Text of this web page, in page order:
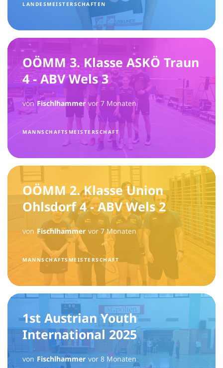
LANDESMEISTERSCHAFTEN
OÖMM 3. Klasse ASKÖ Traun
4 - ABV Wels 3
von Fischlhammer vor 7 Monaten
MANNSCHAFTSMEISTERSCHAFT
OÖMM 2. Klasse Union
Ohlsdorf 4 - ABV Wels 2
von Fischlhammer vor 7 Monaten
MANNSCHAFTSMEISTERSCHAFT
1st Austrian Youth
International 2025
von Fischlhammer vor 8 Monaten